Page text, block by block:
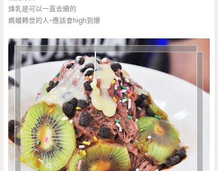
煉乳是可以一直去續的
螞蟻轉世的人~應該會high到爆